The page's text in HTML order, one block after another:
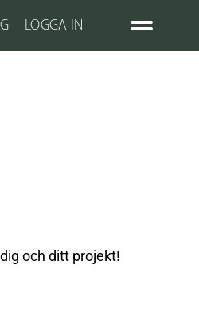
LOGGA IN
och ditt projekt!